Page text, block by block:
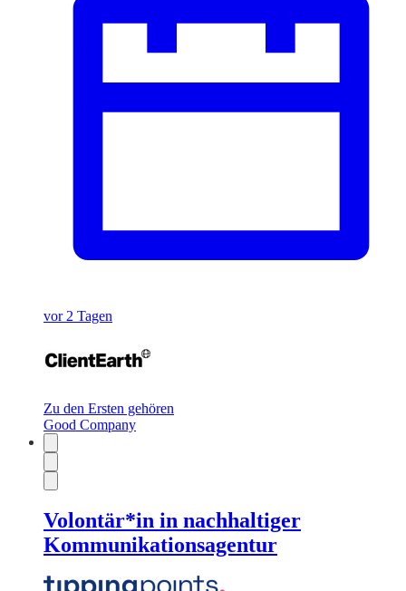
vor 2 Tagen
Zu den Ersten gehören
Good Company
Volontär*in in nachhaltiger
Kommunikationsagentur